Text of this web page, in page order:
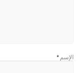
الإسم *